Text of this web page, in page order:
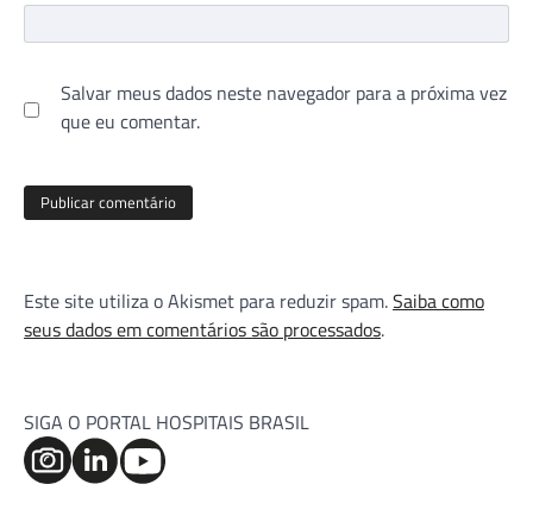
Salvar meus dados neste navegador para a próxima vez
que eu comentar.
Este site utiliza o Akismet para reduzir spam.Saiba como
seus dados em comentários são processados.
SIGA O PORTAL HOSPITAIS BRASIL